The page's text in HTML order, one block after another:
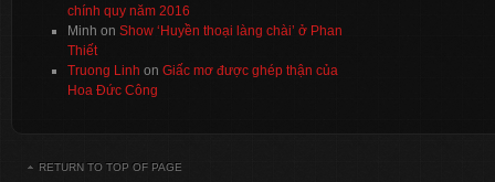
chính quy năm 2016
Minh on Show ‘Huyền thoại làng chài’ ở Phan
Thiết
Truong Linh on Giấc mơ được ghép thận của
Hoa Đức Công
RETURN TO TOP OF PAGE